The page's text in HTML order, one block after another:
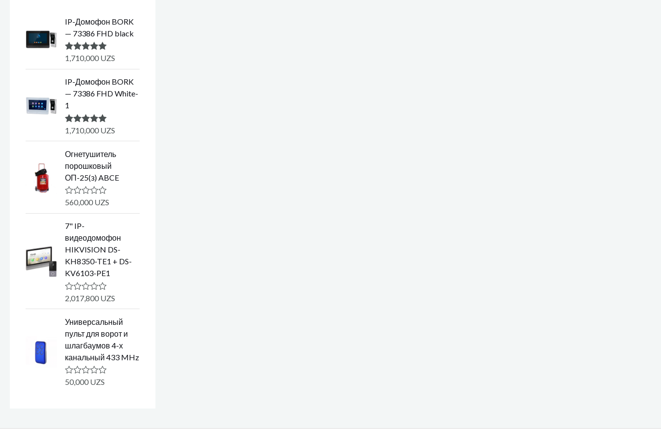
IP-Домофон BORK
— 73386 FHD black
Оценка5.00
1,710,000 UZS
IP-Домофон BORK
— 73386 FHD White-
1
Оценка5.00
1,710,000 UZS
Огнетушитель
порошковый
ОП-25(з) ABCE
О
н
а
0
з
5
560,000 UZS
7" IP-
видеодомофон
HIKVISION DS-
KH8350-TE1 + DS-
KV6103-PE1
О
н
а
0
з
5
2,017,800 UZS
Универсальный
пульт для ворот и
шлагбаумов 4-х
канальный 433 MHz
О
0
50,000 UZS